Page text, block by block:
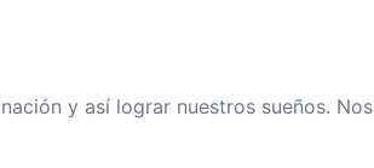
y así lograr nuestros sueños. Nos